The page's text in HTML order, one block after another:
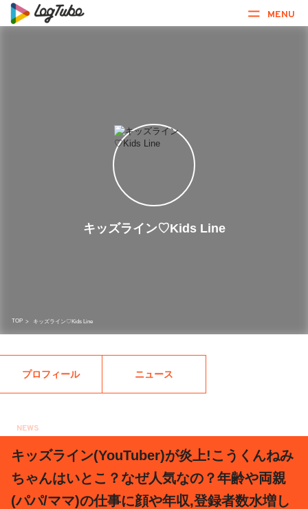
MENU
キッズライン♡Kids Line
TOP > キッズライン♡Kids Line
プロフィール ニュース
NEWS
キッズライン(YouTuber)が炎上!こうくんねみ
ちゃんはいとこ？なぜ人気なの？年齢や両親
(パパ/ママ)の仕事に顔や年収,登録者数水増し